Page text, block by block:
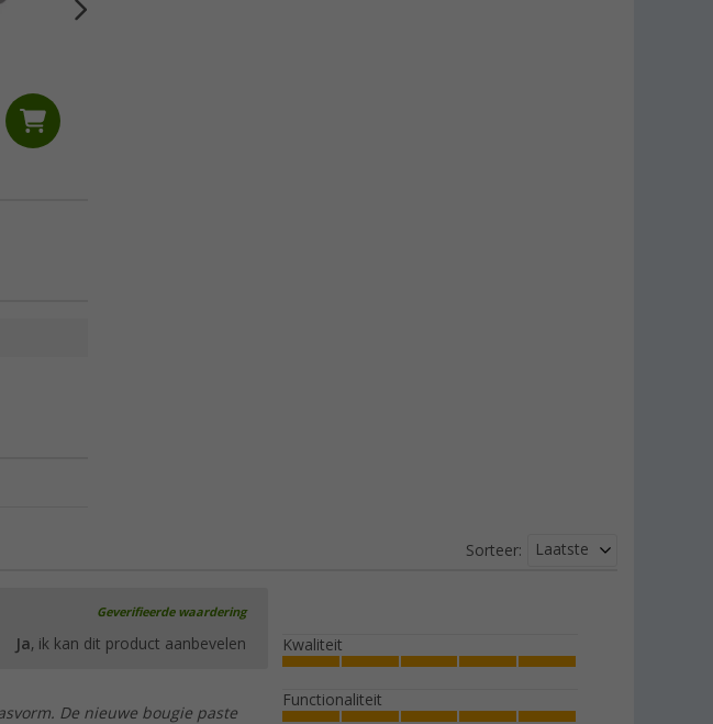
Sorteer: Laatste
Geverifieerde waardering
Ja, ik kan dit product aanbevelen
De nieuwe bougie paste
Kwaliteit
Functionaliteit